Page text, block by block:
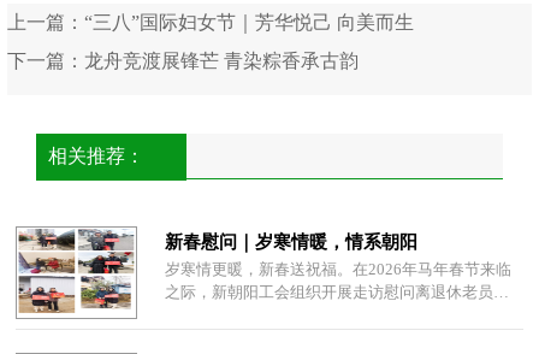
上一篇： “三八”国际妇女节｜芳华悦己 向美而生
下一篇： 龙舟竞渡展锋芒 青染粽香承古韵
相关推荐：
新春慰问｜岁寒情暖，情系朝阳
岁寒情更暖，新春送祝福。在2026年马年春节来临
之际，新朝阳工会组织开展走访慰问离退休老员工